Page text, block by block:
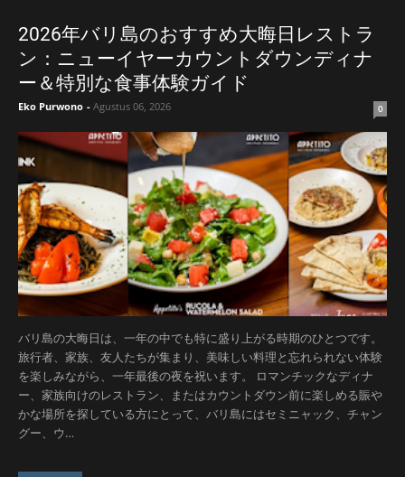
2026年バリ島のおすすめ大晦日レストラ
ン：ニューイヤーカウントダウンディナ
ー＆特別な食事体験ガイド
Eko Purwono - Agustus 06, 2026 0
バリ島の大晦日は、一年の中でも特に盛り上がる時期のひとつです。
旅行者、家族、友人たちが集まり、美味しい料理と忘れられない体験
を楽しみながら、一年最後の夜を祝います。 ロマンチックなディナ
ー、家族向けのレストラン、またはカウントダウン前に楽しめる賑や
かな場所を探している方にとって、バリ島にはセミニャック、チャン
グー、ウ…